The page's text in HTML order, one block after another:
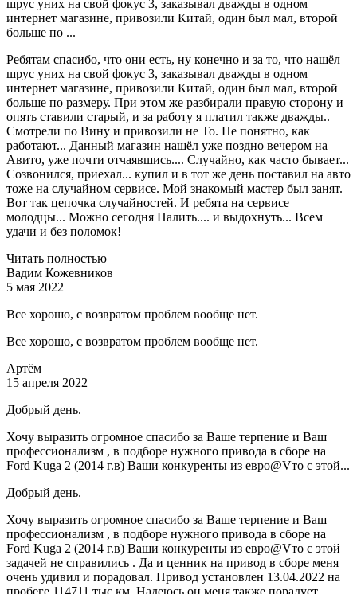
шрус уних на свой фокус 3, заказывал дважды в одном
интернет магазине, привозили Китай, один был мал, второй
больше по ...
Ребятам спасибо, что они есть, ну конечно и за то, что нашёл
шрус уних на свой фокус 3, заказывал дважды в одном
интернет магазине, привозили Китай, один был мал, второй
больше по размеру. При этом же разбирали правую сторону и
опять ставили старый, и за работу я платил также дважды..
Смотрели по Вину и привозили не То. Не понятно, как
работают... Данный магазин нашёл уже поздно вечером на
Авито, уже почти отчаявшись.... Случайно, как часто бывает...
Созвонился, приехал... купил и в тот же день поставил на авто
тоже на случайном сервисе. Мой знакомый мастер был занят.
Вот так цепочка случайностей. И ребята на сервисе
молодцы... Можно сегодня Налить.... и выдохнуть... Всем
удачи и без поломок!
Читать полностью
Вадим Кожевников
5 мая 2022
Все хорошо, с возвратом проблем вообще нет.
Все хорошо, с возвратом проблем вообще нет.
Артём
15 апреля 2022
Добрый день.
Хочу выразить огромное спасибо за Ваше терпение и Ваш
профессионализм , в подборе нужного привода в сборе на
Ford Kuga 2 (2014 г.в) Ваши конкуренты из евро@Vто с этой...
Добрый день.
Хочу выразить огромное спасибо за Ваше терпение и Ваш
профессионализм , в подборе нужного привода в сборе на
Ford Kuga 2 (2014 г.в) Ваши конкуренты из евро@Vто с этой
задачей не справились . Да и ценник на привод в сборе меня
очень удивил и порадовал. Привод установлен 13.04.2022 на